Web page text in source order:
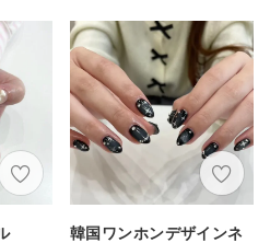
韓国ワンホンデザインネ